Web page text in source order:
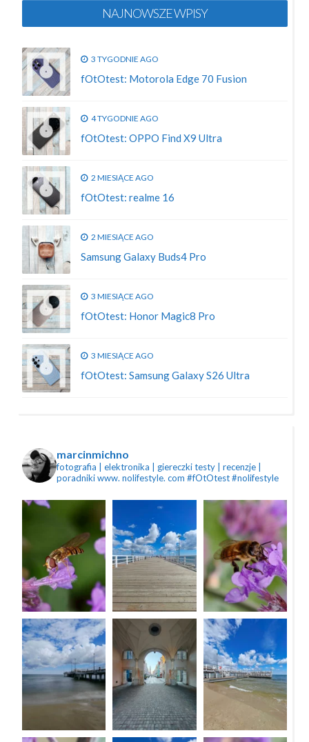
NAJNOWSZE WPISY
3 TYGODNIE AGO
fOtOtest: Motorola Edge 70 Fusion
4 TYGODNIE AGO
fOtOtest: OPPO Find X9 Ultra
2 MIESIĄCE AGO
fOtOtest: realme 16
2 MIESIĄCE AGO
Samsung Galaxy Buds4 Pro
3 MIESIĄCE AGO
fOtOtest: Honor Magic8 Pro
3 MIESIĄCE AGO
fOtOtest: Samsung Galaxy S26 Ultra
marcinmichno
fotografia | elektronika | giereczkitesty | recenzje |
poradnikiwww. nolifestyle. com #fOtOtest #nolifestyle